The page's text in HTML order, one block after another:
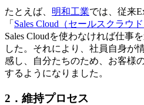
たとえば、 明和工業では、従来
「 Sales Cloud（セールスクラウド
Sales Cloudを使わなければ仕事
した。それにより、社員自身が
感し、自分たちのため、お客様
するようになりました。
2．維持プロセス